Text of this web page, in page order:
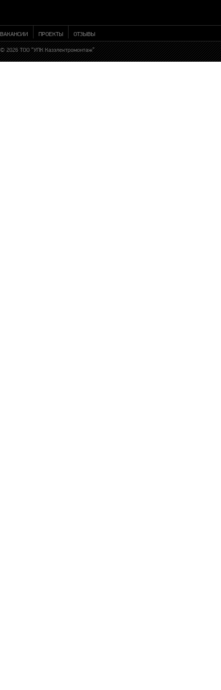
ВАКАНСИИ ПРОЕКТЫ ОТЗЫВЫ
© 2026 ТОО “УПК Казэлектромонтаж”